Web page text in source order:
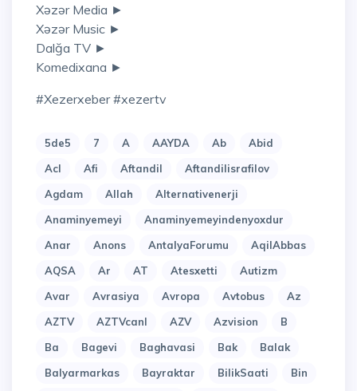
Xəzər Media ►
Xəzər Music ►
Dalğa TV ►
Komedixana ►
#xezerxeber #xezertv
5de5 7 A AAYDA Ab
Abid
Acl
Afi Aftandil
Aftandilisrafilov
Agdam
Allah
Alternativenerji
Anaminyemeyi
Anaminyemeyindenyoxdur
Anar
Anons AntalyaForumu
AqilAbbas
AQSA
Ar AT Atesxetti
Autizm
Avar
Avrasiya Avropa Avtobus
Az
AZTV
AZTVcanl AZV Azvision
B
Ba
Bagevi Baghavasi Bak
Balak
Balyarmarkas
Bayraktar BilikSaati
Bin